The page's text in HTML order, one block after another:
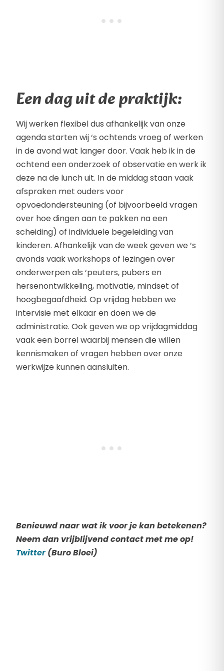
Een dag uit de praktijk:
Wij werken flexibel dus afhankelijk van onze
agenda starten wij ‘s ochtends vroeg of werken
in de avond wat langer door. Vaak heb ik in de
ochtend een onderzoek of observatie en werk ik
deze na de lunch uit. In de middag staan vaak
afspraken met ouders voor
opvoedondersteuning (of bijvoorbeeld vragen
over hoe dingen aan te pakken na een
scheiding) of individuele begeleiding van
kinderen. Afhankelijk van de week geven we ’s
avonds vaak workshops of lezingen over
onderwerpen als ‘peuters, pubers en
hersenontwikkeling, motivatie, mindset of
hoogbegaafdheid. Op vrijdag hebben we
intervisie met elkaar en doen we de
administratie. Ook geven we op vrijdagmiddag
vaak een borrel waarbij mensen die willen
kennismaken of vragen hebben over onze
werkwijze kunnen aansluiten.
Benieuwd naar wat ik voor je kan betekenen?
Neem dan vrijblijvend contact met me op!
Twitter(Buro Bloei)